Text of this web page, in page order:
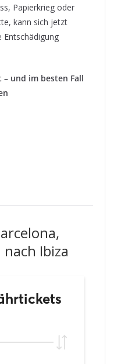
Papierkrieg oder
kann sich jetzt
Entschädigung
und im besten Fall
Ibiza